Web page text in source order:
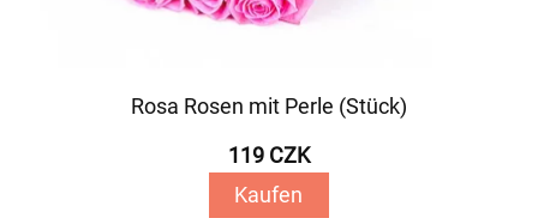
Rosa Rosen mit Perle (Stück)
119 CZK
Kaufen